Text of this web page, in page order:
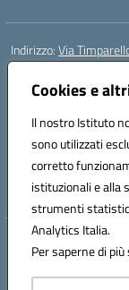
Cookies e
Il nostro Istituto
sono utilizzati
corretto
istituzionali e alla
strumenti
Analytics Italia.
Per saperne di
Indirizzo:Via
Centralino:
Posta elettronica
Codice fiscale:
Codice
Codice Indice delle
Codice unico di